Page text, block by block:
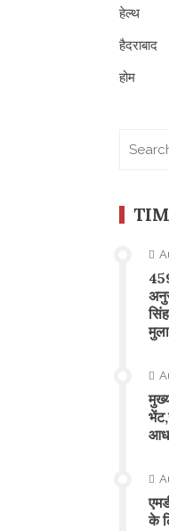
हेल्थ
हैदराबाद
होम
के